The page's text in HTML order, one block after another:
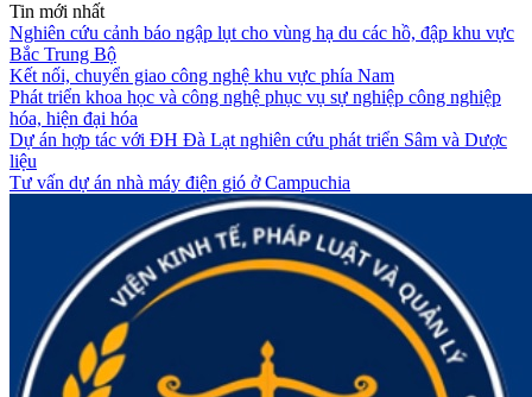
Tin mới nhất
Nghiên cứu cảnh báo ngập lụt cho vùng hạ du các hồ, đập khu vực
Bắc Trung Bộ
Kết nối, chuyển giao công nghệ khu vực phía Nam
Phát triển khoa học và công nghệ phục vụ sự nghiệp công nghiệp
hóa, hiện đại hóa
Dự án hợp tác với ĐH Đà Lạt nghiên cứu phát triển Sâm và Dược
liệu
Tư vấn dự án nhà máy điện gió ở Campuchia